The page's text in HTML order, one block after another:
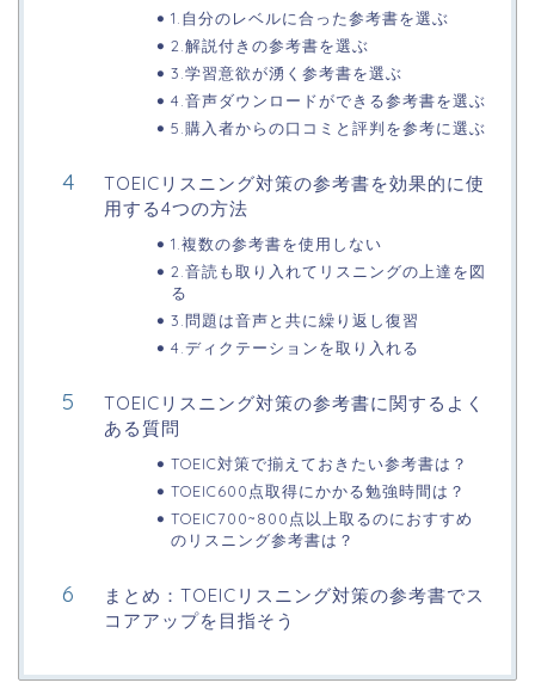
1.自分のレベルに合った参考書を選ぶ
2.解説付きの参考書を選ぶ
3.学習意欲が湧く参考書を選ぶ
4.音声ダウンロードができる参考書を選ぶ
5.購入者からの口コミと評判を参考に選ぶ
TOEICリスニング対策の参考書を効果的に使
用する4つの方法
1.複数の参考書を使用しない
2.音読も取り入れてリスニングの上達を図
る
3.問題は音声と共に繰り返し復習
4.ディクテーションを取り入れる
TOEICリスニング対策の参考書に関するよく
ある質問
TOEIC対策で揃えておきたい参考書は？
TOEIC600点取得にかかる勉強時間は？
TOEIC700~800点以上取るのにおすすめ
のリスニング参考書は？
まとめ：TOEICリスニング対策の参考書でス
コアアップを目指そう